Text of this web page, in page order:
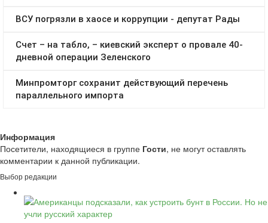
Информация
Посетители, находящиеся в группе Гости, не могут оставлять
комментарии к данной публикации.
Выбор редакции